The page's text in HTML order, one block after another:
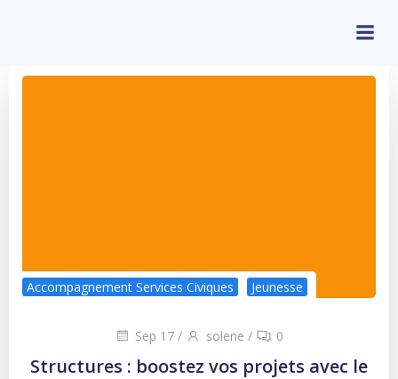
Accompagnement Services Civiques Jeunesse
Sep 17 / solene / 0
Structures : boostez vos projets avec le